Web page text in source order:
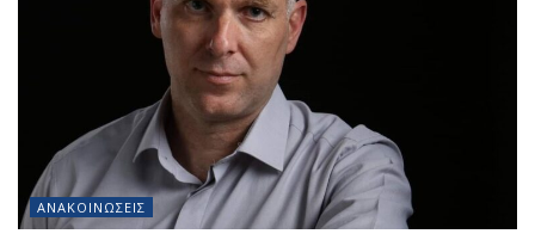
ΑΝΑΚΟΙΝΏΣΕΙΣ